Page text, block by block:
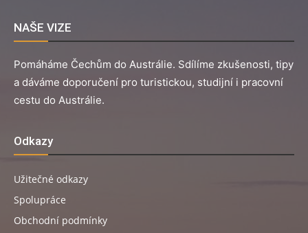
NAŠE VIZE
Pomáháme Čechům do Austrálie. Sdílíme zkušenosti, tipy
a dáváme doporučení pro turistickou, studijní i pracovní
cestu do Austrálie.
Odkazy
Užitečné odkazy
Spolupráce
Obchodní podmínky